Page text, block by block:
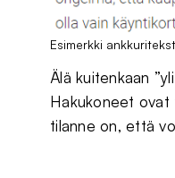
Esimerkki
Älä kuitenkaan
Hakukoneet ovat
tilanne on, että